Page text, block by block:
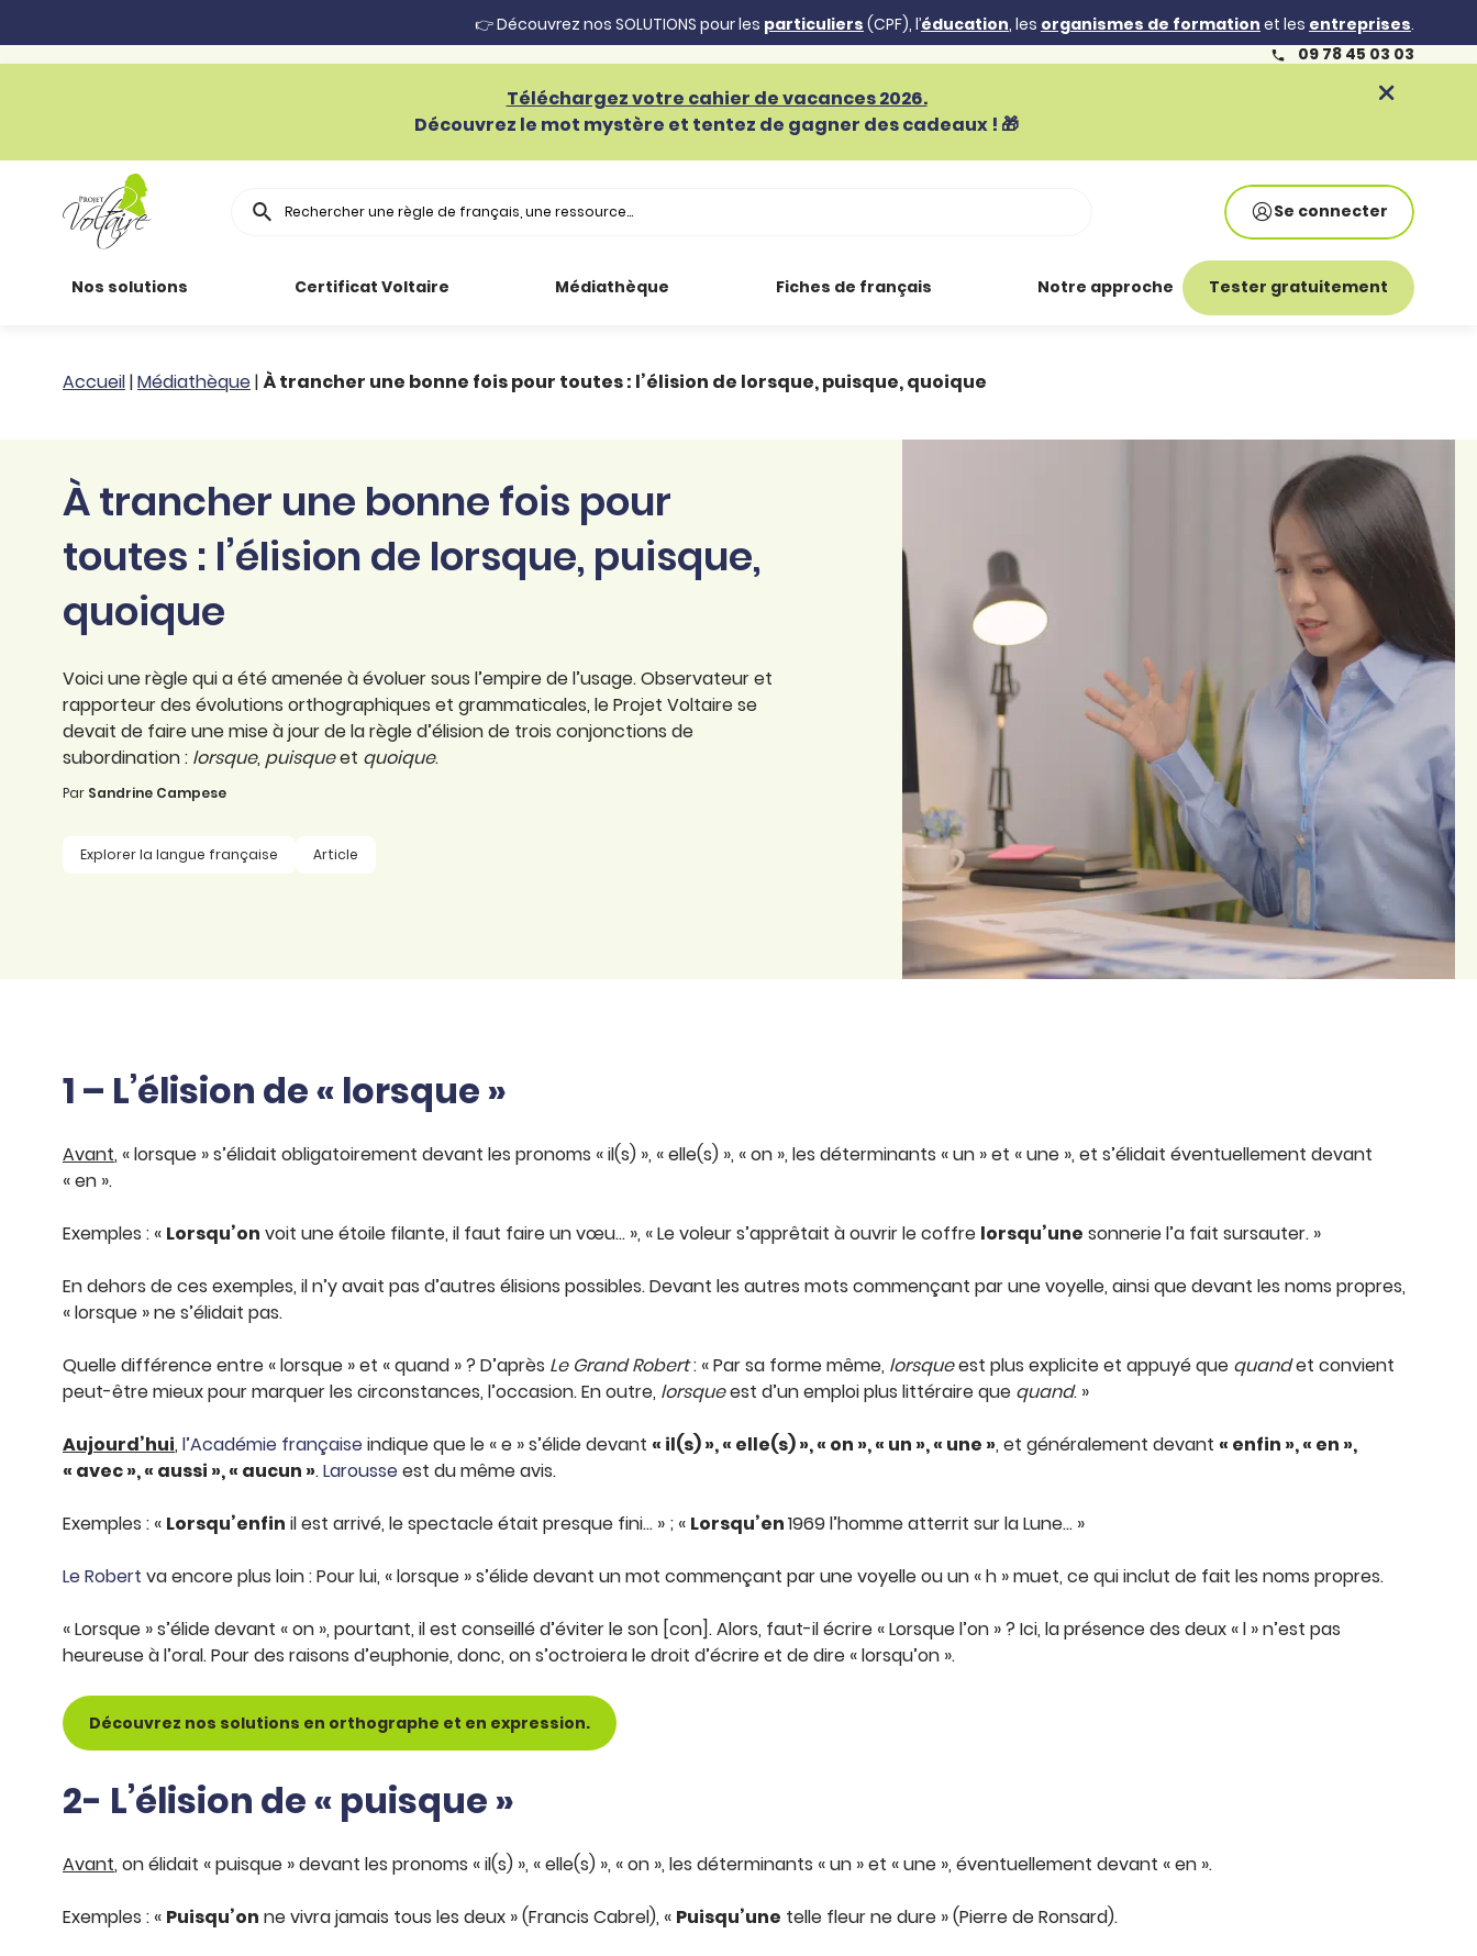
👉 Découvrez nos SOLUTIONS pour les particuliers (CPF), l’éducation, les organismes de formation et les entreprises.
09 78 45 03 03
Téléchargez votre cahier de vacances 2026.
Découvrez le mot mystère et tentez de gagner des cadeaux ! 🎁
Rechercher Se connecter
Nos solutions
Particuliers
formation
Évaluer le niveau de ses
salariés
Certificat Voltaire Médiathèque
Toutes nos
professionnel
Animer une classe
Aider ses enfants
salariés
Explorer la langue
française
Découvrir nos
Témoignages
Fiches de français
Conjugaison
d’orthographe
Syntaxe
Toutes nos fiches
Notre approche Tester gratuitement
Accueil|Médiathèque|À trancher une bonne fois pour toutes : l’élision de lorsque, puisque, quoique
À trancher une bonne fois pour
toutes : l’élision de lorsque, puisque,
quoique
Voici une règle qui a été amenée à évoluer sous l’empire de l’usage. Observateur et
rapporteur des évolutions orthographiques et grammaticales, le Projet Voltaire se
devait de faire une mise à jour de la règle d’élision de trois conjonctions de
subordination : lorsque, puisqueet quoique.
Par Sandrine Campese
Explorer la langue française Article
1 – L’élision de « lorsque »
Avant, « lorsque » s’élidait obligatoirement devant les pronoms « il(s) », « elle(s) », « on », les déterminants « un » et « une », et s’élidait éventuellement devant
« en ».
Exemples : « Lorsqu’on voit une étoile filante, il faut faire un vœu… », « Le voleur s’apprêtait à ouvrir le coffre lorsqu’une sonnerie l’a fait sursauter. »
En dehors de ces exemples, il n’y avait pas d’autres élisions possibles. Devant les autres mots commençant par une voyelle, ainsi que devant les noms propres,
« lorsque » ne s’élidait pas.
Quelle différence entre « lorsque » et « quand » ? D’après Le Grand Robert: « Par sa forme même, lorsqueest plus explicite et appuyé que quandet convient
peut-être mieux pour marquer les circonstances, l’occasion. En outre, lorsqueest d’un emploi plus littéraire que quand. »
Aujourd’hui, l’Académie françaiseindique que le « e » s’élide devant « il(s) », « elle(s) », « on », « un », « une », et généralement devant « enfin », « en »,
« avec », « aussi », « aucun ».Larousseest du même avis.
Exemples : « Lorsqu’enfin il est arrivé, le spectacle était presque fini… » ; « Lorsqu’en1969 l’homme atterrit sur la Lune… »
Le Robert va encore plus loin : Pour lui, « lorsque » s’élide devant un mot commençant par une voyelle ou un « h » muet, ce qui inclut de fait les noms propres.
« Lorsque » s’élide devant « on », pourtant, il est conseillé d’éviter le son [con]. Alors, faut-il écrire « Lorsque l’on » ? Ici, la présence des deux « l » n’est pas
heureuse à l’oral. Pour des raisons d’euphonie, donc, on s’octroiera le droit d’écrire et de dire « lorsqu’on ».
Découvrez nos solutions en orthographe et en expression.
2- L’élision de « puisque »
Avant, on élidait « puisque » devant les pronoms « il(s) », « elle(s) », « on », les déterminants « un » et « une », éventuellement devant « en ».
Exemples : « Puisqu’on ne vivra jamais tous les deux » (Francis Cabrel), « Puisqu’une telle fleur ne dure » (Pierre de Ronsard).